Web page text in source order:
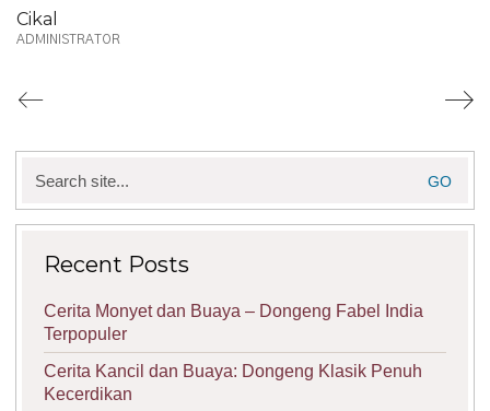
Cikal
ADMINISTRATOR
for:
Recent Posts
Cerita Monyet dan Buaya – Dongeng Fabel India
Terpopuler
Cerita Kancil dan Buaya: Dongeng Klasik Penuh
Kecerdikan